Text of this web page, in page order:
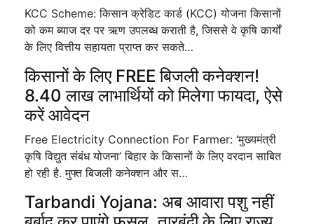
KCC Scheme: किसान क्रेडिट कार्ड (KCC) योजना किसानों
को कम ब्याज दर पर ऋण उपलब्ध कराती है, जिससे वे कृषि कार्यों
के लिए वित्तीय सहायता प्राप्त कर सकते…
किसानों के लिए FREE बिजली कनेक्शन!
8.40 लाख लाभार्थियों को मिलेगा फायदा, ऐसे
करें आवेदन
Free Electricity Connection For Farmer: ‘मुख्यमंत्री
कृषि विद्युत संबंध योजना’ बिहार के किसानों के लिए वरदान साबित
हो रही है. मुफ्त बिजली कनेक्शन और स…
Tarbandi Yojana: अब आवारा पशु नहीं